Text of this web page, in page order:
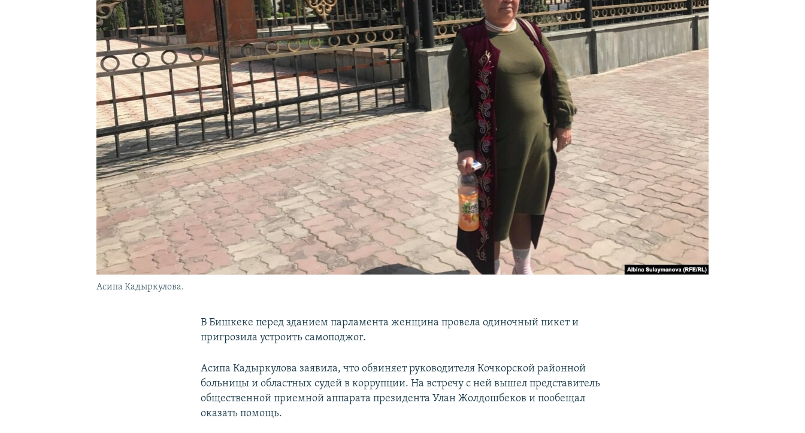
Асипа Кадыркулова.
В Бишкеке перед зданием парламента женщина провела одиночный пикет и
пригрозила устроить самоподжог.
Асипа Кадыркулова заявила, что обвиняет руководителя Кочкорской районной
больницы и областных судей в коррупции. На встречу с ней вышел представитель
общественной приемной аппарата президента Улан Жолдошбеков и пообещал
оказать помощь.